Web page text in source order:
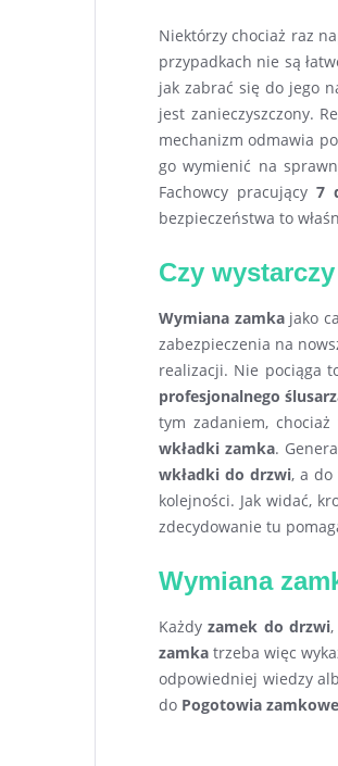
Niektórzy chociaż raz
przypadkach nie są
jak zabrać się do jego
jest zanieczyszczony.
mechanizm odmawia
go wymienić na
Fachowcy pracujący 7
bezpieczeństwa to
Czy
Wymiana zamkajako
zabezpieczenia na
realizacji. Nie pociąga
profesjonalnego
tym zadaniem,
wkładki zamka.
wkładki do drzwi, a do
kolejności. Jak widać,
zdecydowanie tu
Wymiana
Każdyzamek do drzwi
zamka trzeba więc
odpowiedniej wiedzy
do Pogotowia